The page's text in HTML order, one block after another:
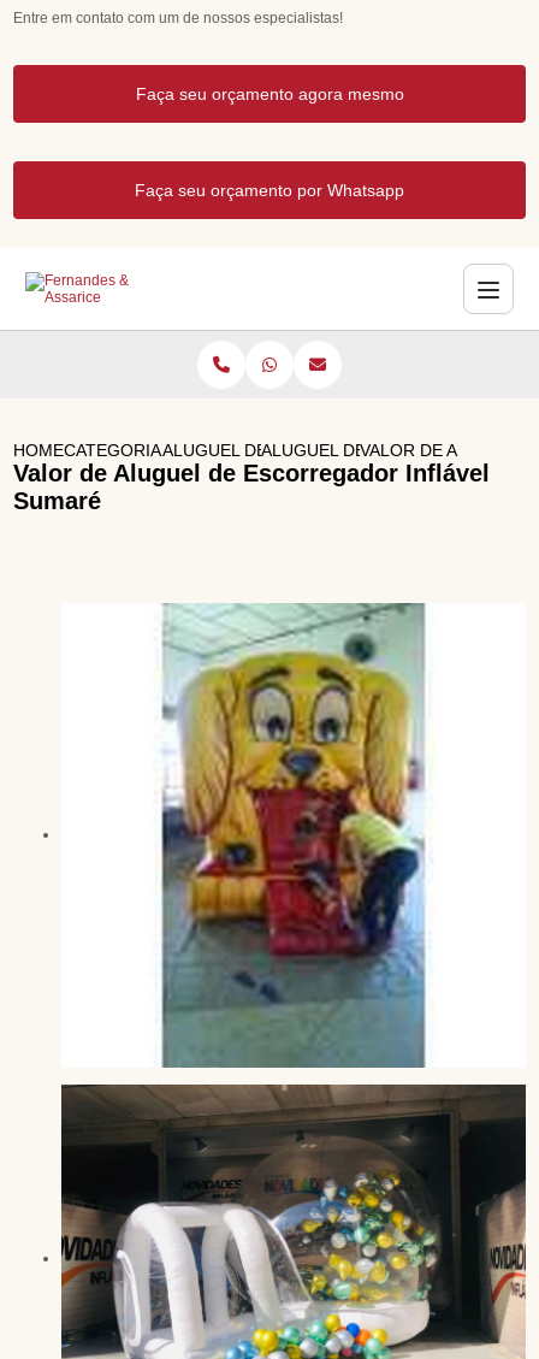
Entre em contato com um de nossos especialistas!
Faça seu orçamento agora mesmo
Faça seu orçamento por Whatsapp
HOMECATEGORIASALUGUEL DE BRINQUEDOS
ALUGUEL DE CASTELO INFLAVEL
VALOR DE ALUGUEL
Valor de Aluguel de Escorregador Inflável
Sumaré